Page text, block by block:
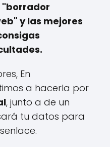
"borrador
y las mejores
En
a hacerla por
, junto a de un
tu datos para